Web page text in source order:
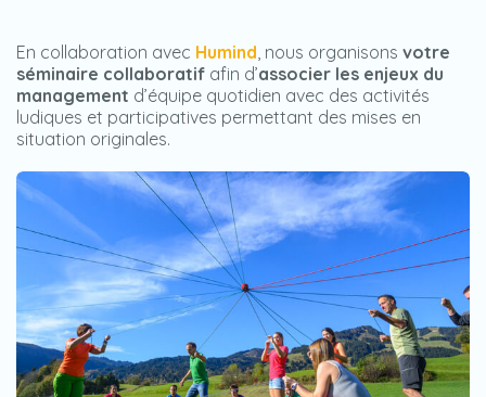
En collaboration avec Humind, nous organisons votre
séminaire collaboratif afin d’associer les enjeux du
management d’équipe quotidien avec des activités
ludiques et participatives permettant des mises en
situation originales.